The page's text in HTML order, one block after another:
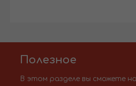
Полезное
В этом разделе вы сможете